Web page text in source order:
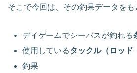
そこで今回は、その釣果データをも
デイゲームでシーバスが釣れる
使用しているタックル（ロッド
釣果